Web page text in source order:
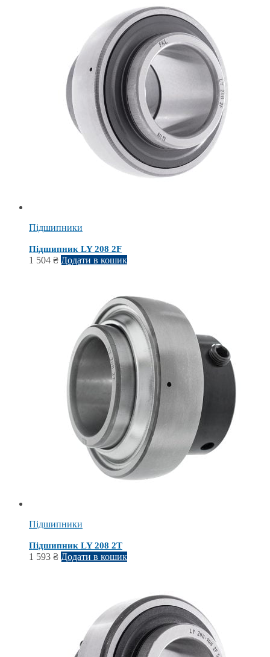
Підшипники
Підшипник LY 208 2F
1 504 ₴ Додати в кошик
Підшипники
Підшипник LY 208 2T
1 593 ₴ Додати в кошик